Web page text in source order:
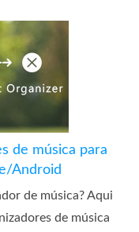
de música para
Android
de música? Aqui
de música